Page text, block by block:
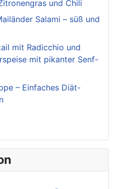
und Chili
Salami – süß und
mit Radicchio und
mit pikanter Senf-
– Einfaches Diät-